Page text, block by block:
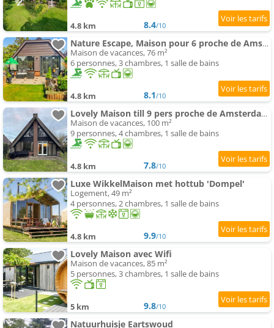
4.8 km 8.4/10
Nature Escape, Maison pour 6 proche de Amsterdam & Sea
Maison de vacances, 76 m²
6 personnes, 3 chambres, 1 salle de bains
4.8 km 8.1/10
Lovely Maison till 9 pers proche de Amsterdam et the sea
Maison de vacances, 100 m²
9 personnes, 4 chambres, 1 salle de bains
4.8 km 7.8/10
Luxe WikkelMaison met hottub 'Dompel'
Logement, 49 m²
4 personnes, 2 chambres, 1 salle de bains
4.8 km 9.9/10
Lovely Maison avec Wifi
Maison de vacances, 85 m²
5 personnes, 3 chambres, 1 salle de bains
5 km 9.8/10
Natuurhuisje Eartswoud